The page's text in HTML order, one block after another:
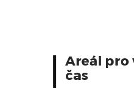
Areál pro
čas